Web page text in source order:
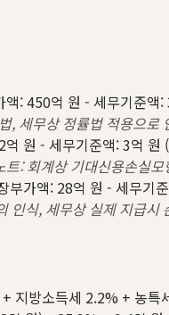
액: 450억 원 - 세무기준액
, 세무상 정률법 적용으로
원 - 세무기준액: 3억 원
트: 회계상 기대신용손실
부가액: 28억 원 - 세무기
인식, 세무상 실제 지급시
지방소득세 2.2% + 농